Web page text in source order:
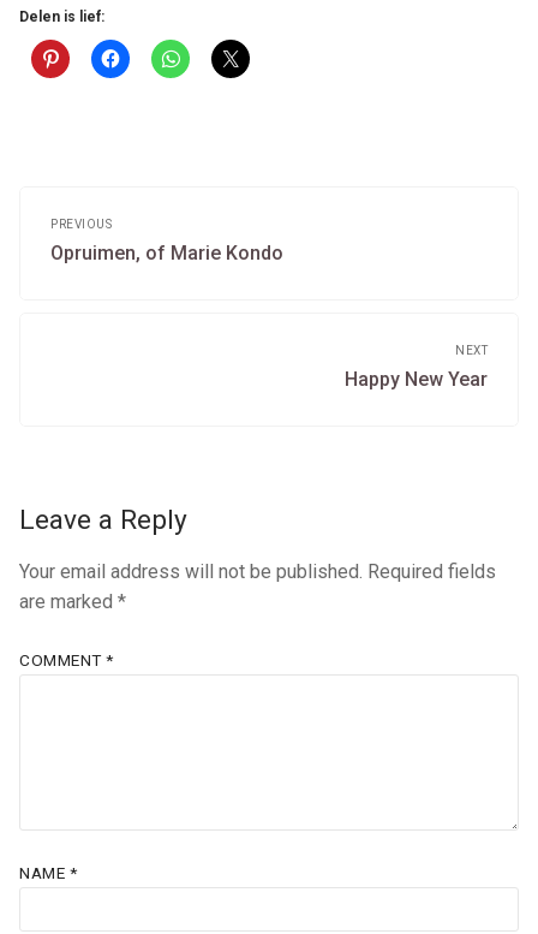
Delen is lief:
navigation
PREVIOUS
Previous
Opruimen, of Marie Kondo
NEXT
Next
Happy New Year
Leave a Reply
Your email address will not be published. Required fields
are marked *
COMMENT*
NAME *